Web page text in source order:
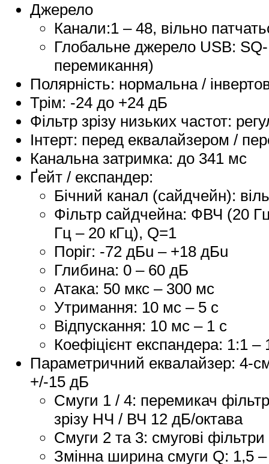
Джерело
Канали:1 – 48, вільно
Глобальне джерело USB:
перемикання)
Полярність: нормальна /
Трім: -24 до +24 дБ
Фільтр зрізу низьких частот:
Інтерт: перед еквалайзером /
Канальна затримка: до 341 мс
Ґейт / експандер:
Бічний канал (сайдчейн):
Фільтр сайдчейна: ФВЧ (20
Гц – 20 кГц), Q=1
Поріг: -72 дБu – +18 дБu
Глибина: 0 – 60 дБ
Атака: 50 мкс – 300 мс
Утримання: 10 мс – 5 с
Відпускання: 10 мс – 1 с
Коефіцієнт експандера: 1:1 –
Параметричний еквалайзер: 4-
+/-15 дБ
Смуги 1 / 4: перемикач
зрізу НЧ / ВЧ 12 дБ/октава
Смуги 2 та 3: смугові фільтри
Змінна ширина смуги Q: 1,5